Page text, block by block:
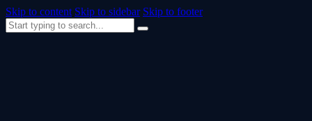
Skip to content Skip to sidebar Skip to footer